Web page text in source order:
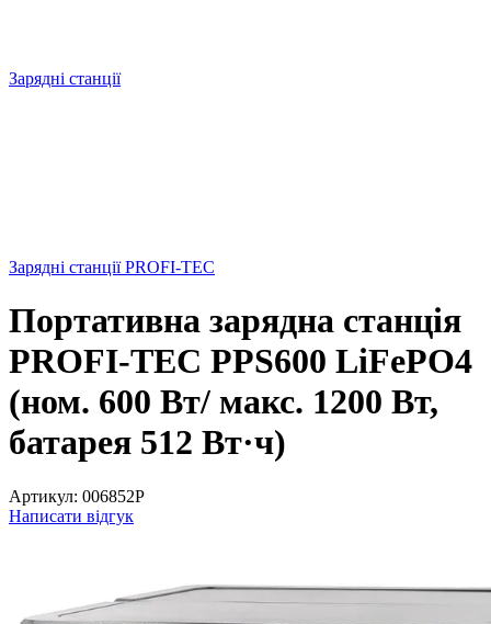
Зарядні станції
Зарядні станції PROFI-TEC
Портативна зарядна станція
PROFI-TEC PPS600 LiFePO4
(ном. 600 Вт/ макс. 1200 Вт,
батарея 512 Вт·ч)
Артикул: 006852P
Написати відгук